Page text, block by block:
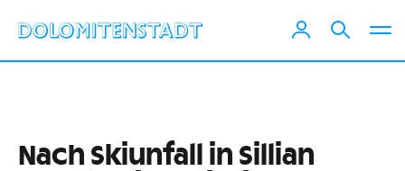
Nach Skiunfall in Sillian